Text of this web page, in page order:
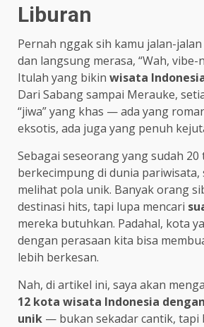
Liburan
Pernah nggak sih kamu jalan-
dan langsung merasa, “Wah, vibe-
Itulah yang bikin wisata
Dari Sabang sampai Merauke,
“jiwa” yang khas — ada yang
eksotis, ada juga yang penuh
Sebagai seseorang yang sudah 20
berkecimpung di dunia pariwisata,
melihat pola unik. Banyak orang
destinasi hits, tapi lupa mencari
mereka butuhkan. Padahal, kota
dengan perasaan kita bisa
lebih berkesan.
Nah, di artikel ini, saya akan
12 kota wisata Indonesia
unik — bukan sekadar cantik, tapi